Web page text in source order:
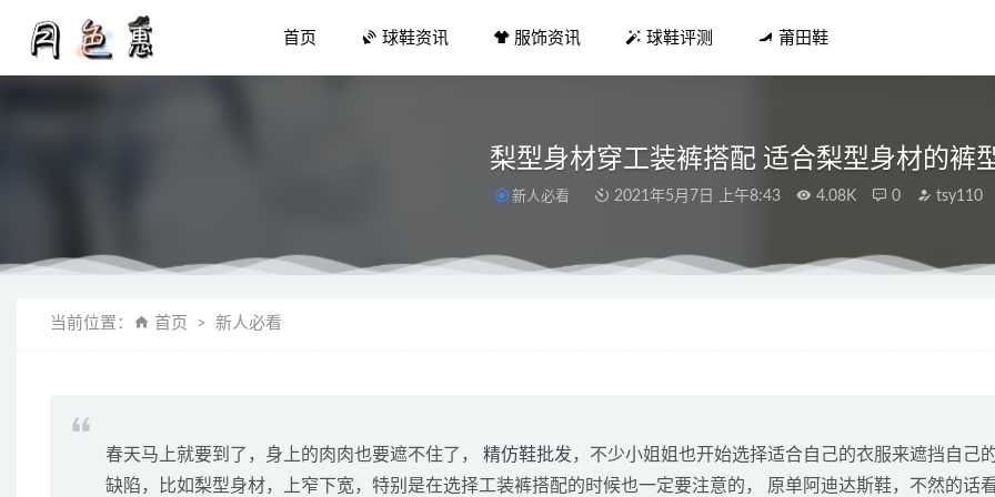
首页 球鞋资讯 服饰资讯 球鞋评测 莆田鞋
梨型身材穿工装裤搭配 适合梨型身材的裤
新人必看 2021年5月7日 上午8:43 4.08K 0 tsy110
当前位置： 首页 新人必看
春天马上就要到了，身上的肉肉也要遮不住了， 精仿鞋批发 ，不少小姐姐也开始选择适合自己的衣服来遮挡自己
缺陷，比如梨型身材，上窄下宽，特别是在选择工装裤搭配的时候也一定要注意的， 原单阿迪达斯鞋，不然的话
aj36全掌Zoom悄悄发布上线 aj36开箱测评 2021-08-20